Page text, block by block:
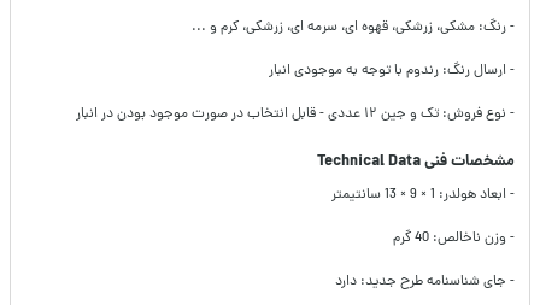
- رنگ: مشکی، زرشکی، قهوه ای، سرمه ای، زرشکی، کرم و ...
- ارسال رنگ: رندوم با توجه به موجودی انبار
- نوع فروش: تک و جین ۱۲ عددی - قابل انتخاب در صورت موجود بودن در انبار
مشخصات فنی Technical Data
- ابعاد هولدر: 1 × 9 × 13 سانتیمتر
- وزن ناخالص: 40 گرم
- جای شناسنامه طرح جدید: دارد